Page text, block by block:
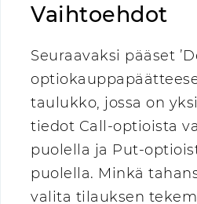
Vaihtoehdot
Seuraavaksi pääset
taulukko, jossa on
tiedot Call-optioista
puolella ja Put-
puolella. Minkä
valita tilauksen